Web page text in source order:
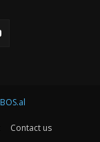
BOS.al
Contact us